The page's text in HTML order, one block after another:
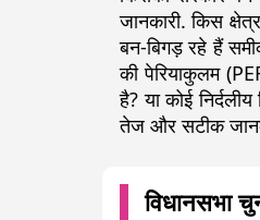
जानकारी. किस
बन-बिगड़ रहे हैं
की पेरियाकुलम
है? या कोई
तेज और सटीक
विधानसभा